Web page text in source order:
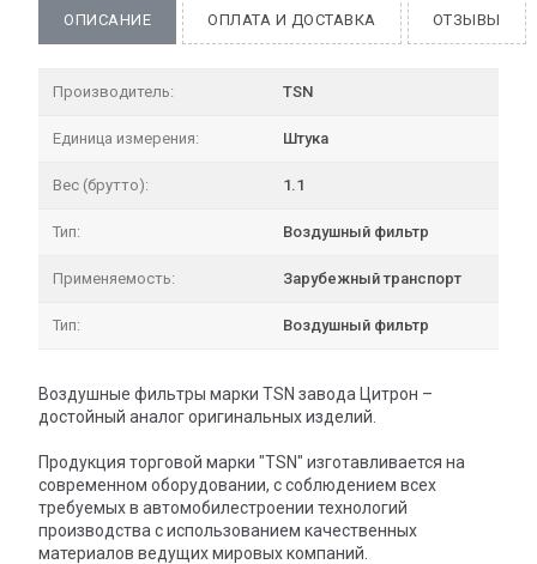
ОПИСАНИЕ ОПЛАТА И ДОСТАВКА ОТЗЫВЫ
Производитель: TSN
Единица измерения: Штука
Вес (брутто): 1.1
Тип: Воздушный фильтр
Применяемость: Зарубежный транспорт
Тип: Воздушный фильтр
Воздушные фильтры марки TSN завода Цитрон –
достойный аналог оригинальных изделий.
Продукция торговой марки "TSN" изготавливается на
современном оборудовании, с соблюдением всех
требуемых в автомобилестроении технологий
производства с использованием качественных
материалов ведущих мировых компаний.